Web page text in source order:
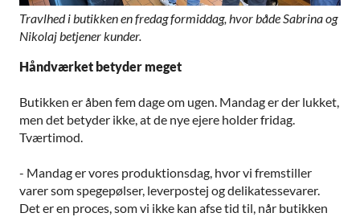
Travlhed i butikken en fredag formiddag, hvor både Sabrina og
Nikolaj betjener kunder.
Håndværket betyder meget
Butikken er åben fem dage om ugen. Mandag er der lukket,
men det betyder ikke, at de nye ejere holder fridag.
Tværtimod.
- Mandag er vores produktionsdag, hvor vi fremstiller
varer som spegepølser, leverpostej og delikatessevarer.
Det er en proces, som vi ikke kan afse tid til, når butikken